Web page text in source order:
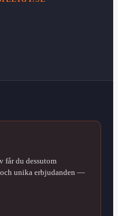
får du dessutom
unika erbjudanden —